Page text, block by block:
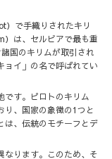
）で手織りされたキリ
は、セルビアで最も重
国のキリムが取引され
ョイ」の名で呼ばれてい
す。ピロトのキリム
り、国家の象徴の1つと
は、伝統のモチーフとデ
ります。このため、そ